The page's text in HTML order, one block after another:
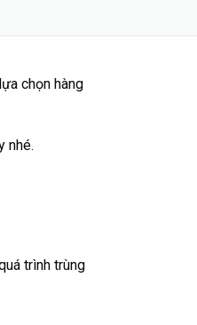
chọn hàng
nhé.
trình trùng